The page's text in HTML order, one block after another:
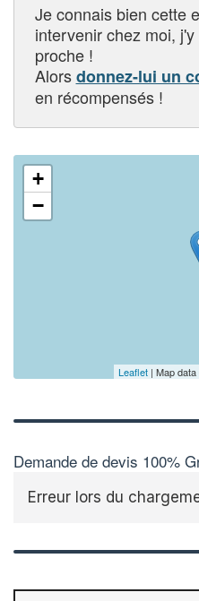
Je connais bien cette
intervenir chez moi,
proche !
Alorsdonnez-lui un
en récompensés !
+
−
Leaflet | Map
Demande de devis 100%
Erreur lors du